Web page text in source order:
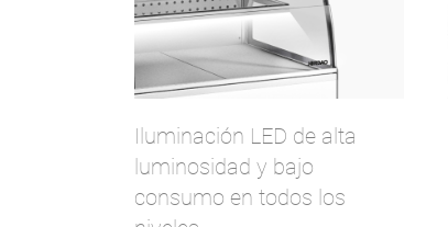
Iluminación LED de alta
luminosidad y bajo
consumo en todos los